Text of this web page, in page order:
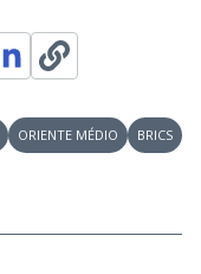
ORIENTE MÉDIO BRICS